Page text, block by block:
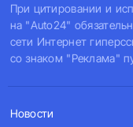
При цитировании и
на "Auto24"
сети Интернет
со знаком "Реклама"
Новости